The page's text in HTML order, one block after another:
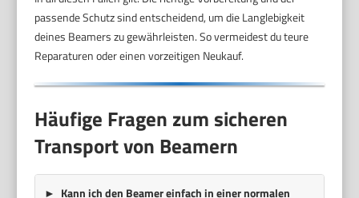
passende Schutz sind entscheidend, um die Langlebigkeit
deines Beamers zu gewährleisten. So vermeidest du teure
Reparaturen oder einen vorzeitigen Neukauf.
Häufige Fragen zum sicheren
Transport von Beamern
Kann ich den Beamer einfach in einer normalen